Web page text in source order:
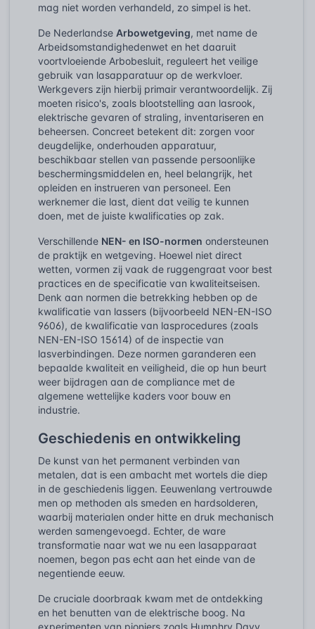
mag niet worden verhandeld, zo simpel is het.
De Nederlandse Arbowetgeving, met name de
Arbeidsomstandighedenwet en het daaruit
voortvloeiende Arbobesluit, reguleert het veilige
gebruik van lasapparatuur op de werkvloer.
Werkgevers zijn hierbij primair verantwoordelijk. Zij
moeten risico's, zoals blootstelling aan lasrook,
elektrische gevaren of straling, inventariseren en
beheersen. Concreet betekent dit: zorgen voor
deugdelijke, onderhouden apparatuur,
beschikbaar stellen van passende persoonlijke
beschermingsmiddelen en, heel belangrijk, het
opleiden en instrueren van personeel. Een
werknemer die last, dient dat veilig te kunnen
doen, met de juiste kwalificaties op zak.
Verschillende NEN- en ISO-normen ondersteunen
de praktijk en wetgeving. Hoewel niet direct
wetten, vormen zij vaak de ruggengraat voor best
practices en de specificatie van kwaliteitseisen.
Denk aan normen die betrekking hebben op de
kwalificatie van lassers (bijvoorbeeld NEN-EN-ISO
9606), de kwalificatie van lasprocedures (zoals
NEN-EN-ISO 15614) of de inspectie van
lasverbindingen. Deze normen garanderen een
bepaalde kwaliteit en veiligheid, die op hun beurt
weer bijdragen aan de compliance met de
algemene wettelijke kaders voor bouw en
industrie.
Geschiedenis en ontwikkeling
De kunst van het permanent verbinden van
metalen, dat is een ambacht met wortels die diep
in de geschiedenis liggen. Eeuwenlang vertrouwde
men op methoden als smeden en hardsolderen,
waarbij materialen onder hitte en druk mechanisch
werden samengevoegd. Echter, de ware
transformatie naar wat we nu een lasapparaat
noemen, begon pas echt aan het einde van de
negentiende eeuw.
De cruciale doorbraak kwam met de ontdekking
en het benutten van de elektrische boog. Na
experimenten van pioniers zoals Humphry Davy,